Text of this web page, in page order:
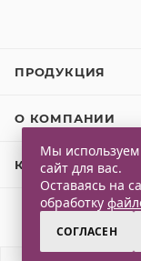
ПРОДУКЦИЯ
О КОМПАНИИ
КЛИЕНТАМ
Мы
сайт для вас.
Оставаясь на
обработку
СОГЛАСЕН